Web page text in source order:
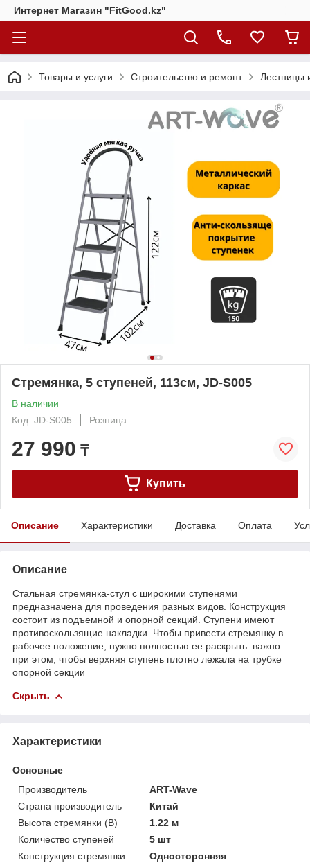
Интернет Магазин "FitGood.kz"
Товары и услуги Строительство и ремонт Лестницы
Стремянка, 5 ступеней, 113см, JD-S005
В наличии
Код: JD-S005
Розница
27 990 ₸
Купить
Описание Характеристики Доставка Оплата
Описание
Стальная стремянка-стул с широкими ступенями
предназначена для проведения разных видов. Конструкция
состоит из подъемной и опорной секций. Ступени имеют
противоскользящие накладки. Чтобы привести стремянку в
рабочее положение, нужно полностью ее раскрыть: важно
при этом, чтобы верхняя ступень плотно лежала на трубке
опорной секции
Скрыть
Характеристики
Основные
Производитель
ART-Wave
Страна производитель
Китай
Высота стремянки (В)
1.22 м
Количество ступеней
5 шт
Конструкция стремянки
Односторонняя